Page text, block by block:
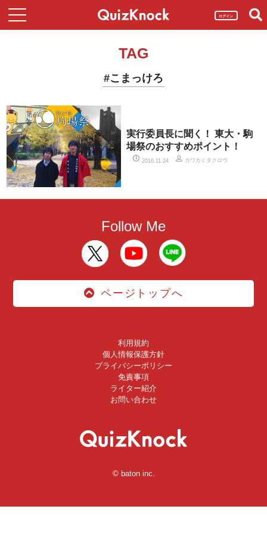
ログイン
TAG
#こまっけろ
実行委員長に聞く！ 東大・駒
場祭のおすすめポイント！
2016.11.24 カワカミタクロウ
Follow Me
ページトップへ
利用規約
個人情報保護方針
プライバシーポリシー
免責事項
ライター紹介
お問い合わせ
© baton inc.